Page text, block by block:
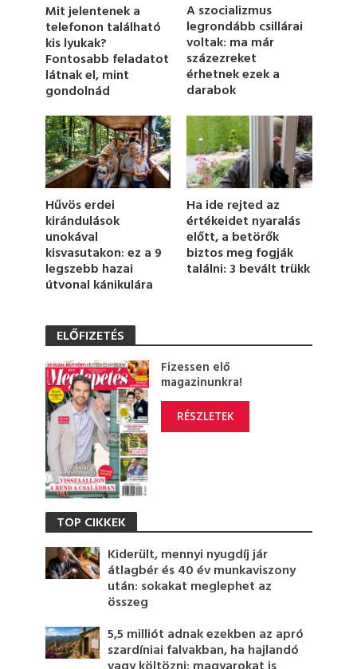
m
i
n
u
t
e
,
7
s
e
c
o
n
s
Mit jelentenek a
telefonon található
kis lyukak?
Fontosabb feladatot
látnak el, mint
gondolnád
A szocializmus
legrondább csillárai
voltak: ma már
százezreket
érhetnek ezek a
darabok
Hűvös erdei
kirándulások
unokával
kisvasutakon: ez a 9
legszebb hazai
útvonal kánikulára
Ha ide rejted az
értékeidet nyaralás
előtt, a betörők
biztos meg fogják
találni: 3 bevált trükk
ELŐFIZETÉS
Fizessen elő
magazinunkra!
RÉSZLETEK
TOP CIKKEK
Kiderült, mennyi nyugdíj jár
átlagbér és 40 év munkaviszony
után: sokakat meglephet az
összeg
5,5 milliót adnak ezekben az apró
szardíniai falvakban, ha hajlandó